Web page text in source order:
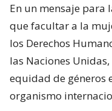
En un mensaje para
que facultar a la
los Derechos
las Naciones
equidad de géneros
organismo